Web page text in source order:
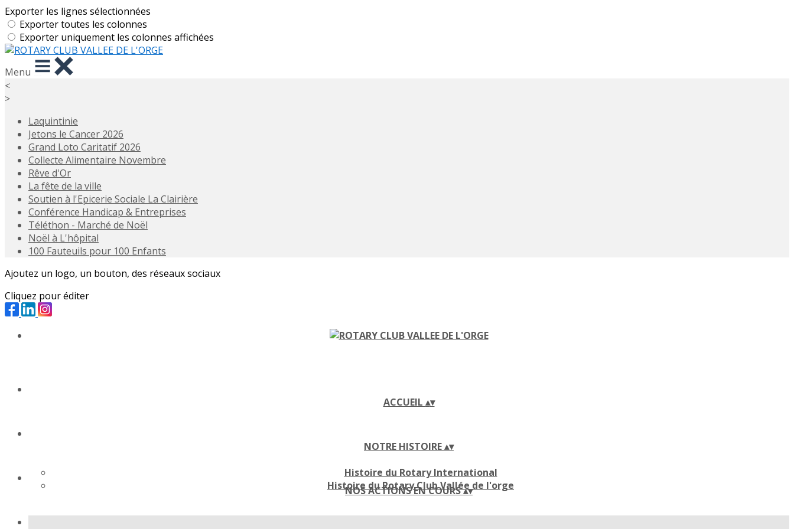
Exporter les lignes sélectionnées
Exporter toutes les colonnes
Exporter uniquement les colonnes affichées
Menu
<
>
Laquintinie
Jetons le Cancer 2026
Grand Loto Caritatif 2026
Collecte Alimentaire Novembre
Rêve d'Or
La fête de la ville
Soutien à l'Epicerie Sociale La Clairière
Conférence Handicap & Entreprises
Téléthon - Marché de Noël
Noël à L'hôpital
100 Fauteuils pour 100 Enfants
Ajoutez un logo, un bouton, des réseaux sociaux
Cliquez pour éditer
ACCUEIL ▴▾
NOTRE HISTOIRE▴▾
Histoire du Rotary International
Histoire du Rotary Club Vallée de l'orge
NOS ACTIONS EN COURS▴▾